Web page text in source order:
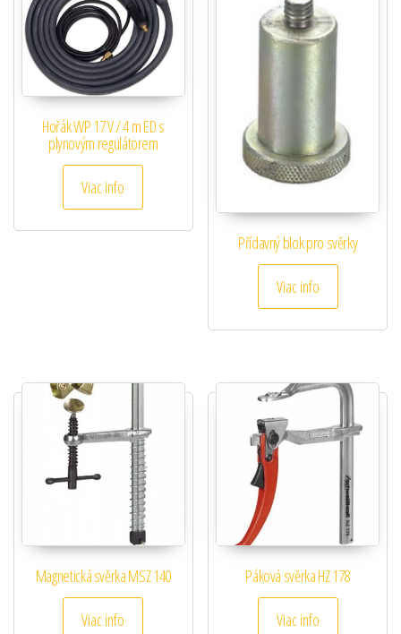
Hořák WP 17 V / 4 m ED s
plynovým regulátorem
Viac info
Přídavný blok pro svěrky
Viac info
Magnetická svěrka MSZ 140
Viac info
Páková svěrka HZ 178
Viac info